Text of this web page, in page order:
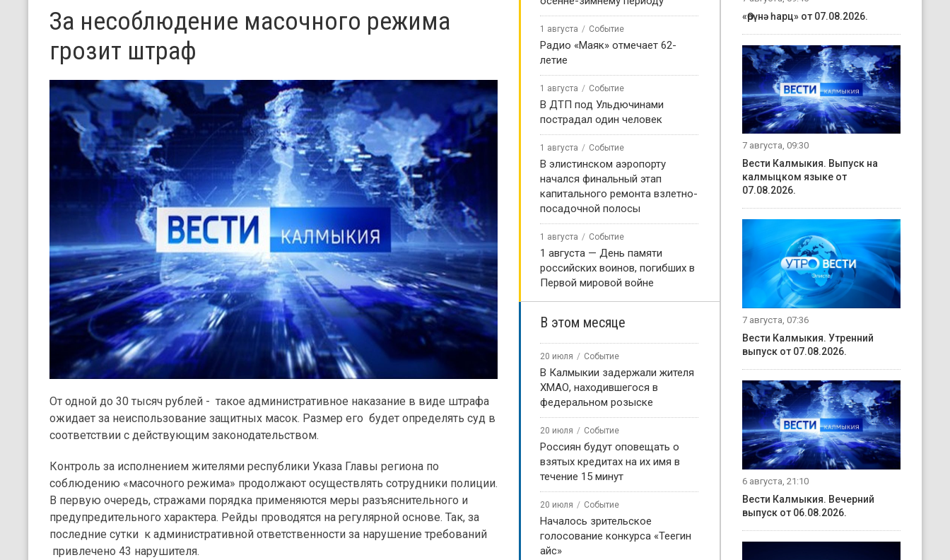
За несоблюдение масочного режима
грозит штраф
От одной до 30 тысяч рублей - такое административное наказание в виде штрафа
ожидает за неиспользование защитных масок. Размер его будет определять суд в
соответствии с действующим законодательством.
Контроль за исполнением жителями республики Указа Главы региона по
соблюдению «масочного режима» продолжают осуществлять сотрудники полиции.
В первую очередь, стражами порядка применяются меры разъяснительного и
предупредительного характера. Рейды проводятся на регулярной основе. Так, за
последние сутки к административной ответственности за нарушение требований
привлечено 43 нарушителя.
1 августа Событие
Радио «Маяк» отмечает 62-
летие
1 августа Событие
В ДТП под Ульдючинами
пострадал один человек
1 августа Событие
В элистинском аэропорту
начался финальный этап
капитального ремонта взлетно-
посадочной полосы
1 августа Событие
1 августа — День памяти
российских воинов, погибших в
Первой мировой войне
В этом месяце
20 июля Событие
В Калмыкии задержали жителя
ХМАО, находившегося в
федеральном розыске
20 июля Событие
Россиян будут оповещать о
взятых кредитах на их имя в
течение 15 минут
20 июля Событие
Началось зрительское
голосование конкурса «Теегин
айс»
«Өрүнә һарц» от 07.08.2026.
7 августа, 09:30
Вести Калмыкия. Выпуск на
калмыцком языке от
07.08.2026.
7 августа, 07:36
Вести Калмыкия. Утренний
выпуск от 07.08.2026.
6 августа, 21:10
Вести Калмыкия. Вечерний
выпуск от 06.08.2026.